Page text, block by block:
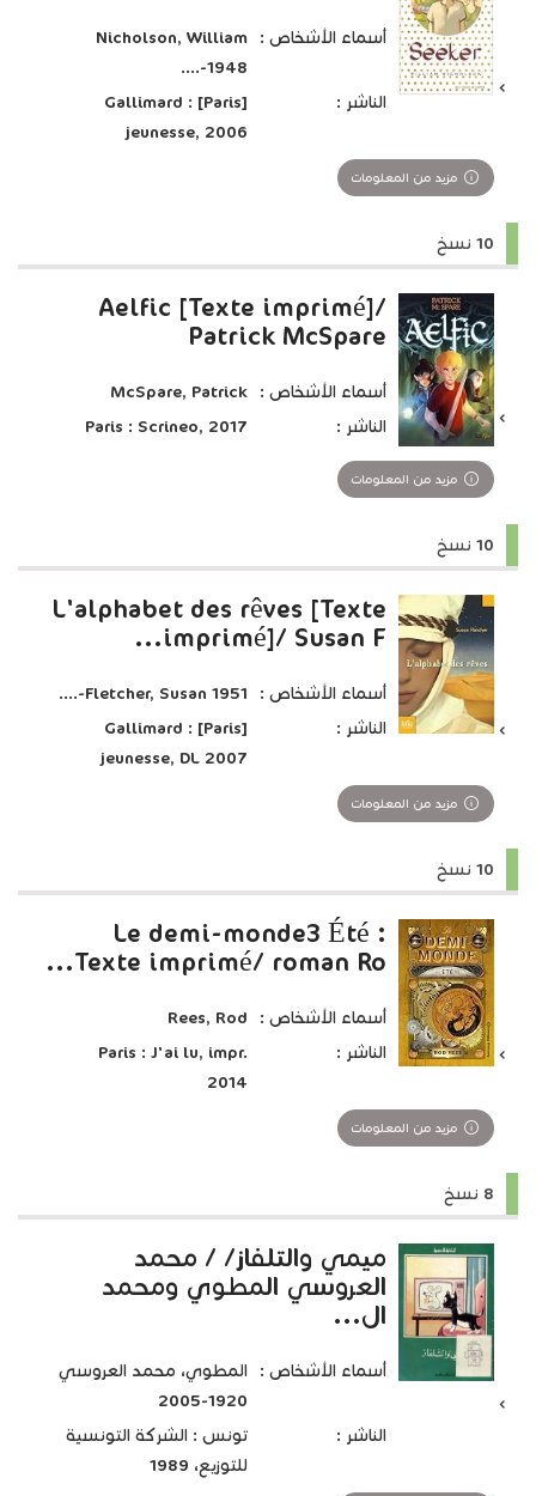
أسماء الأشخاص :
Nicholson, William
1948-....
الناشر :
[Paris] : Gallimard
jeunesse, 2006
مزيد من المعلومات
10 نسخ
Aelfic [Texte imprimé]/
Patrick McSpare
أسماء الأشخاص :
McSpare, Patrick
الناشر :
Paris : Scrineo, 2017
مزيد من المعلومات
10 نسخ
L'alphabet des rêves [Texte
imprimé]/ Susan F...
أسماء الأشخاص :
Fletcher, Susan 1951-....
الناشر :
[Paris] : Gallimard
jeunesse, DL 2007
مزيد من المعلومات
10 نسخ
Le demi-monde3 Été :
Texte imprimé/ roman Ro...
أسماء الأشخاص :
Rees, Rod
الناشر :
Paris : J'ai lu, impr.
2014
مزيد من المعلومات
8 نسخ
ميمي والتلفاز/ / محمد
العروسي المطوي ومحمد
ال...
أسماء الأشخاص :
المطوي، محمد العروسي
1920-2005
الناشر :
تونس : الشركة التونسية
للتوزيع، 1989